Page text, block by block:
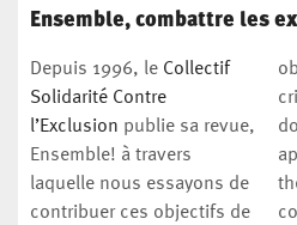
Ensemble, combattre les
Depuis 1996, le Collectif
Solidarité Contre
l’Exclusion publie sa revue,
Ensemble! à travers
laquelle nous essayons de
contribuer ces objectifs de